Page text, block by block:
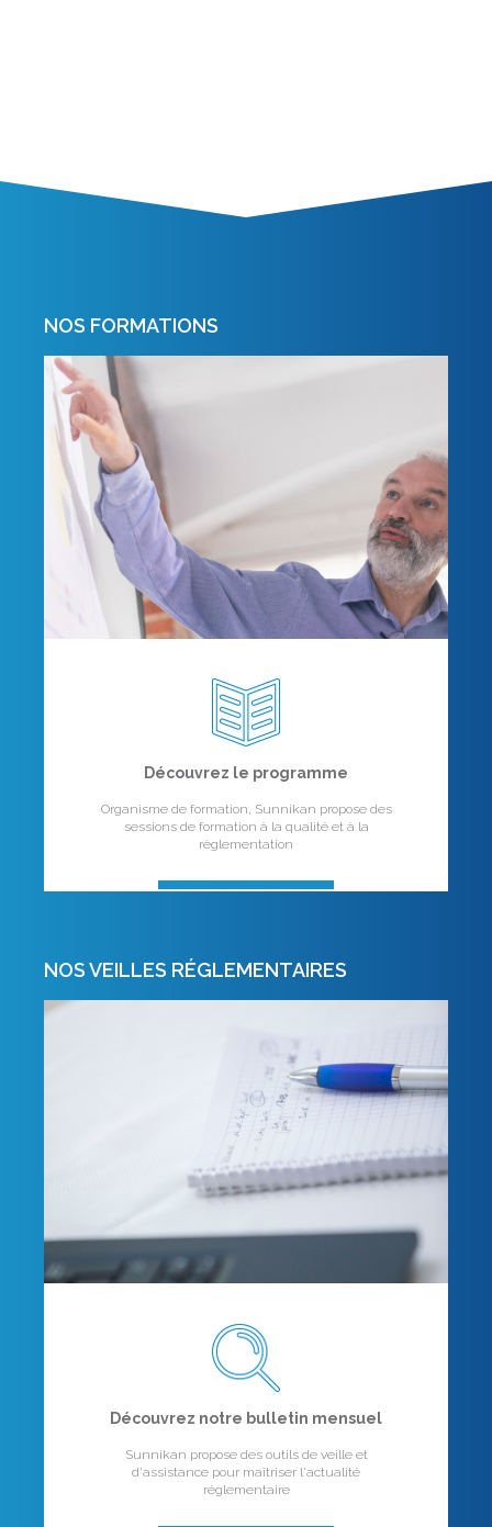
NOS FORMATIONS
Découvrez le programme
Organisme de formation, Sunnikan propose des
sessions de formation à la qualité et à la
règlementation
NOS VEILLES RÉGLEMENTAIRES
Découvrez notre bulletin mensuel
Sunnikan propose des outils de veille et
d'assistance pour maîtriser l'actualité
réglementaire